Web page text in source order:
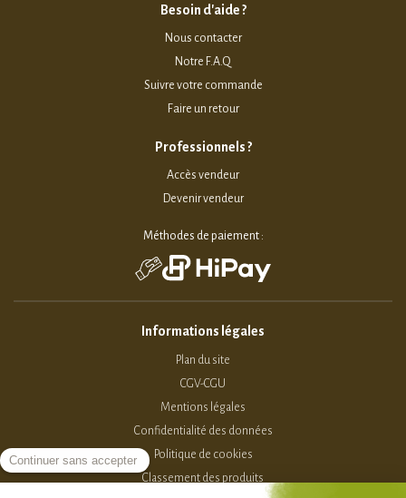
Besoin d'aide ?
Nous contacter
Notre F.A.Q
Suivre votre commande
Faire un retour
Professionnels ?
Accès vendeur
Devenir vendeur
Méthodes de paiement :
Informations légales
Plan du site
CGV-CGU
Mentions légales
Confidentialité des données
Politique de cookies
Classement des produits